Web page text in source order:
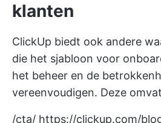
klanten
ClickUp biedt ook andere
die het sjabloon voor
het beheer en de
vereenvoudigen. Deze
/cta/ https://clickup.com/